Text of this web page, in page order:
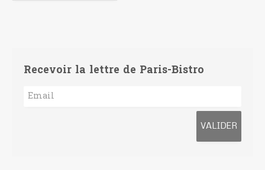
Recevoir la lettre de Paris-Bistro